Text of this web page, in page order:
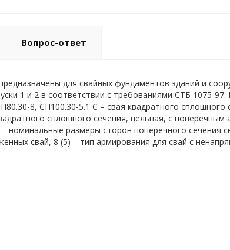
Вопрос-ответ
для свайных фундаментов зданий и
1 и 2 в соответствии с требованиями СТБ 1075-
8, СП100.30-5.1 С – свая квадратного
сплошного сечения, цельная, с поперечным
номинальные размеры сторон поперечного сечения
свай, 8 (5) – тип армирования для свай с